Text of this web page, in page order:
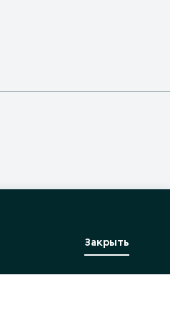
Закрыть